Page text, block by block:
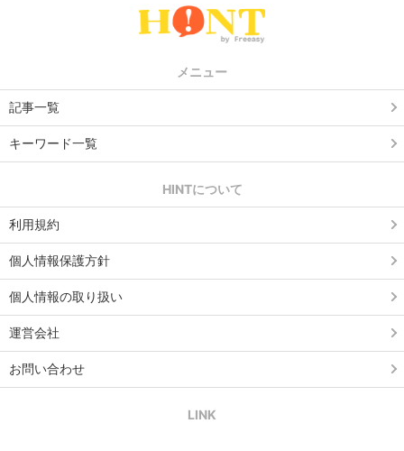
メニュー
記事一覧
キーワード一覧
HINTについて
利用規約
個人情報保護方針
個人情報の取り扱い
運営会社
お問い合わせ
LINK